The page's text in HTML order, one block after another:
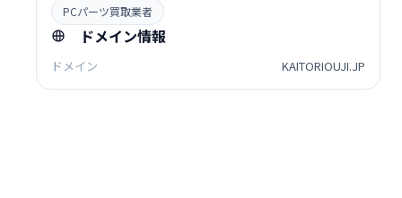
PCパーツ買取業者
ドメイン情報
ドメイン KAITORIOUJI.JP